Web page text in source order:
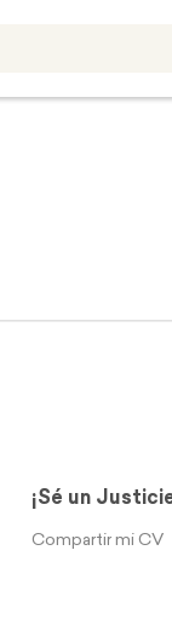
¡Sé un
Compartir mi CV